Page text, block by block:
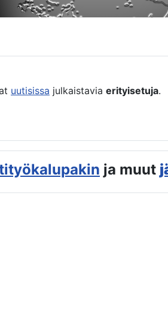
uutisissa julkaistavia erityisetuja.
ja muut